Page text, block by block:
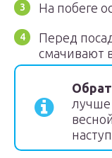
На побеге
Перед
смачивают
лучше